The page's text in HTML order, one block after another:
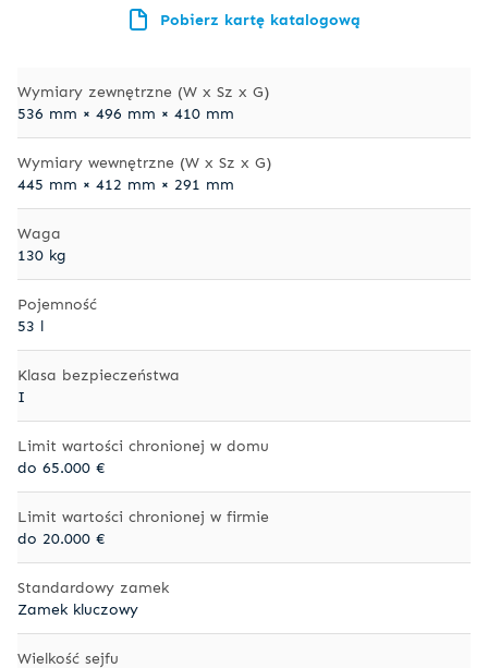
Pobierz kartę katalogową
Wymiary zewnętrzne (W x Sz x G)
536 mm × 496 mm × 410 mm
Wymiary wewnętrzne (W x Sz x G)
445 mm × 412 mm × 291 mm
Waga
130 kg
Pojemność
53 l
Klasa bezpieczeństwa
I
Limit wartości chronionej w domu
do 65.000 €
Limit wartości chronionej w firmie
do 20.000 €
Standardowy zamek
Zamek kluczowy
Wielkość sejfu